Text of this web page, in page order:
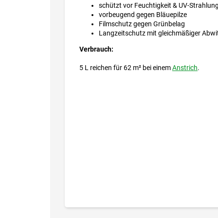
schützt vor Feuchtigkeit & UV-Strahlung
vorbeugend gegen Bläuepilze
Filmschutz gegen Grünbelag
Langzeitschutz mit gleichmäßiger
Verbrauch:
5 L reichen für 62 m² bei einemAnstrich.